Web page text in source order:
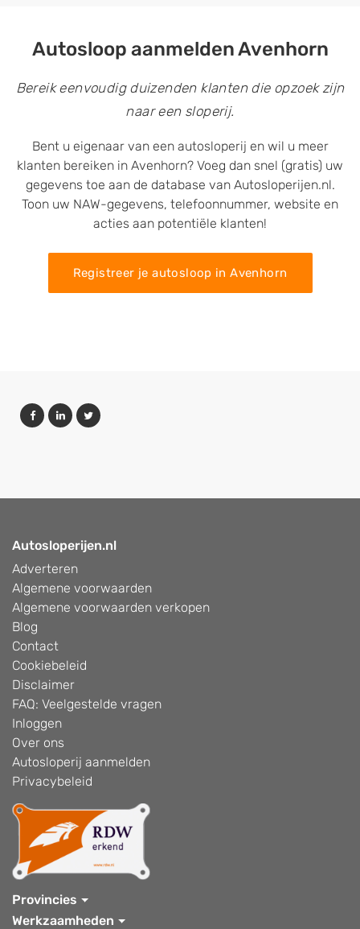
Autosloop aanmelden Avenhorn
Bereik eenvoudig duizenden klanten die opzoek zijn
naar een sloperij.
Bent u eigenaar van een autosloperij en wil u meer
klanten bereiken in Avenhorn? Voeg dan snel (gratis) uw
gegevens toe aan de database van Autosloperijen.nl.
Toon uw NAW-gegevens, telefoonnummer, website en
acties aan potentiële klanten!
Registreer je autosloop in Avenhorn
Autosloperijen.nl
Adverteren
Algemene voorwaarden
Algemene voorwaarden verkopen
Blog
Contact
Cookiebeleid
Disclaimer
FAQ: Veelgestelde vragen
Inloggen
Over ons
Autosloperij aanmelden
Privacybeleid
Provincies
Werkzaamheden